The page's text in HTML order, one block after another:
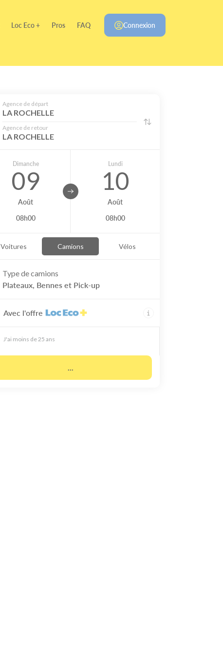
Loc Eco + Pros FAQ Connexion
Agence de départ
LA ROCHELLE
Agence de retour
LA ROCHELLE
Dimanche
09
Août
08h00
Lundi
10
Août
08h00
Voitures Camions Vélos
Type decamions
Plateaux, Bennes et Pick-up
Avec l'offre
J'ai moins de 25 ans